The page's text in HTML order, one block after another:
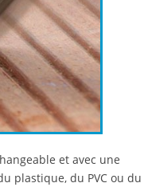
et avec une
plastique, du PVC ou du